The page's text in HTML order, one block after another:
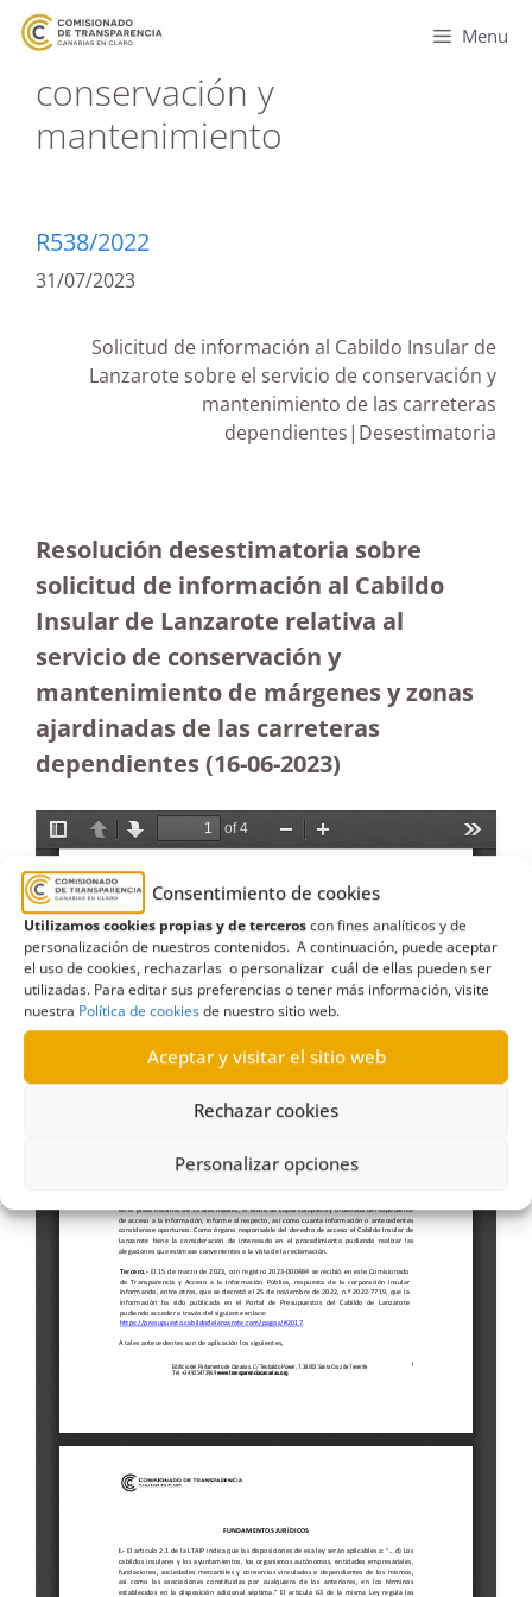
Consentimiento de cookies
Utilizamos cookies propias y de terceroscon fines analíticos y de
personalización de nuestros contenidos. A continuación, puede aceptar
el uso de cookies, rechazarlas o personalizar cuál de ellas pueden ser
utilizadas. Para editar sus preferencias o tener más información, visite
nuestra Política de cookiesde nuestro sitio web.
Aceptar y visitar el sitio web
Rechazar cookies
Personalizar opciones
Menu
conservación y
mantenimiento
R538/2022
31/07/2023
Solicitud de información al Cabildo Insular de
Lanzarote sobre el servicio de conservación y
mantenimiento de las carreteras
dependientes|Desestimatoria
Resolución desestimatoria sobre
solicitud de información al Cabildo
Insular de Lanzarote relativa al
servicio de conservación y
mantenimiento de márgenes y zonas
ajardinadas de las carreteras
dependientes (16-06-2023)